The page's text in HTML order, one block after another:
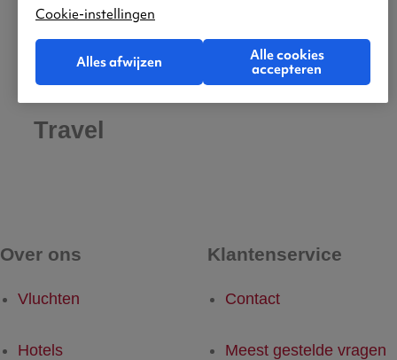
Travel
Over ons
Vluchten
Hotels
Klantenservice
Contact
Meest gestelde vragen
Cookie-instellingen
Alles afwijzen
Alle cookies
accepteren